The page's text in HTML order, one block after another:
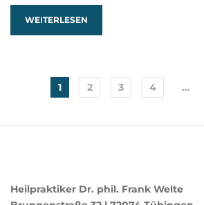
WEITERLESEN
1 2 3 4 …
Heilpraktiker Dr. phil. Frank Welte